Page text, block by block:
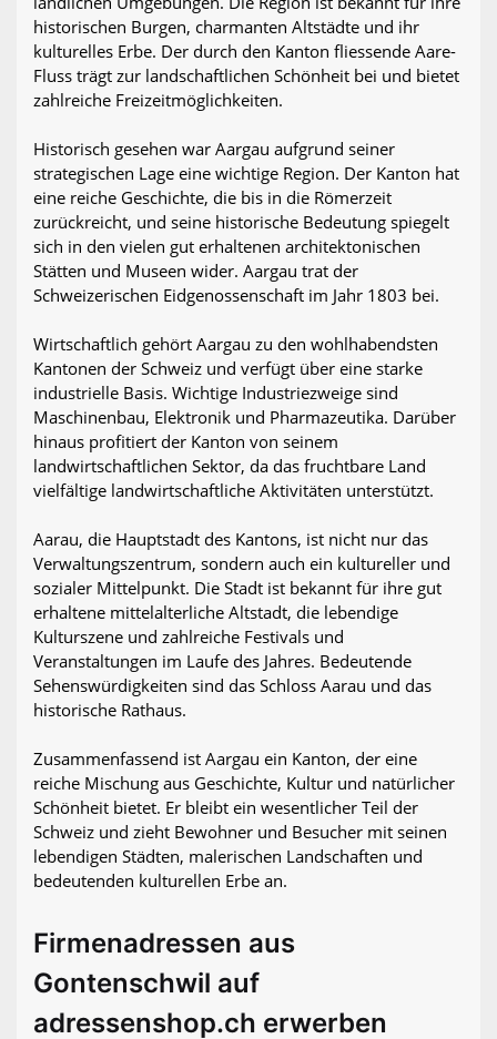
historischen Burgen, charmanten Altstädte und ihr
kulturelles Erbe. Der durch den Kanton fliessende Aare-
Fluss trägt zur landschaftlichen Schönheit bei und bietet
zahlreiche Freizeitmöglichkeiten.
Historisch gesehen war Aargau aufgrund seiner
strategischen Lage eine wichtige Region. Der Kanton hat
eine reiche Geschichte, die bis in die Römerzeit
zurückreicht, und seine historische Bedeutung spiegelt
sich in den vielen gut erhaltenen architektonischen
Stätten und Museen wider. Aargau trat der
Schweizerischen Eidgenossenschaft im Jahr 1803 bei.
Wirtschaftlich gehört Aargau zu den wohlhabendsten
Kantonen der Schweiz und verfügt über eine starke
industrielle Basis. Wichtige Industriezweige sind
Maschinenbau, Elektronik und Pharmazeutika. Darüber
hinaus profitiert der Kanton von seinem
landwirtschaftlichen Sektor, da das fruchtbare Land
vielfältige landwirtschaftliche Aktivitäten unterstützt.
Aarau, die Hauptstadt des Kantons, ist nicht nur das
Verwaltungszentrum, sondern auch ein kultureller und
sozialer Mittelpunkt. Die Stadt ist bekannt für ihre gut
erhaltene mittelalterliche Altstadt, die lebendige
Kulturszene und zahlreiche Festivals und
Veranstaltungen im Laufe des Jahres. Bedeutende
Sehenswürdigkeiten sind das Schloss Aarau und das
historische Rathaus.
Zusammenfassend ist Aargau ein Kanton, der eine
reiche Mischung aus Geschichte, Kultur und natürlicher
Schönheit bietet. Er bleibt ein wesentlicher Teil der
Schweiz und zieht Bewohner und Besucher mit seinen
lebendigen Städten, malerischen Landschaften und
bedeutenden kulturellen Erbe an.
Firmenadressen aus
Gontenschwil auf
adressenshop.ch erwerben